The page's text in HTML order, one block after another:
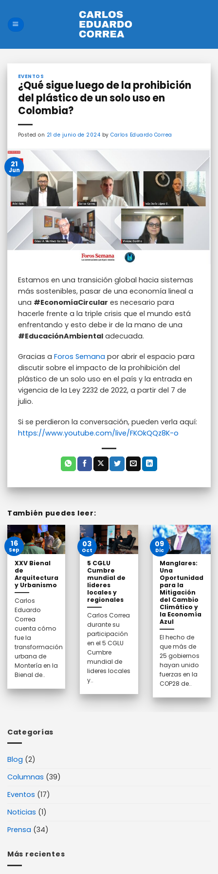
contenido
Categorías
Blog (2)
Columnas (39)
Eventos (17)
Noticias (1)
Prensa (34)
Más recientes
EVENTOS
¿Qué sigue luego de la prohibición
del plástico de un solo uso en
Colombia?
Posted on 21 de junio de 2024 byCarlos Eduardo Correa
21
Jun
Estamos en una transición global hacia sistemas
más sostenibles, pasar de una economía lineal a
una #EconomíaCircular es necesario para
hacerle frente a la triple crisis que el mundo está
enfrentando y esto debe ir de la mano de una
#EducaciónAmbientaladecuada.
Gracias a Foros Semana por abrir el espacio para
discutir sobre el impacto de la prohibición del
plástico de un solo uso en el país y la entrada en
vigencia de la Ley 2232 de 2022, a partir del 7 de
julio.
Si se perdieron la conversación, pueden verla aquí:
https://www.youtube.com/live/FKOkQQz8K-o
También puedes leer:
XXV Bienal
de
Arquitectura
y Urbanismo
Carlos
Eduardo
Correa
cuenta cómo
fue la
transformación
urbana de
Montería en la
Bienal de..
16
Sep
5 CGLU
Cumbre
mundial de
lideres
locales y
regionales
Carlos Correa
durante su
participación
en el 5 CGLU
Cumbre
mundial de
lideres locales
y..
03
Oct
Manglares:
Una
Oportunidad
para la
Mitigación
del Cambio
Climático y
la Economía
Azul
El hecho de
que más de
25 gobiernos
hayan unido
fuerzas en la
COP28 de..
09
Dic